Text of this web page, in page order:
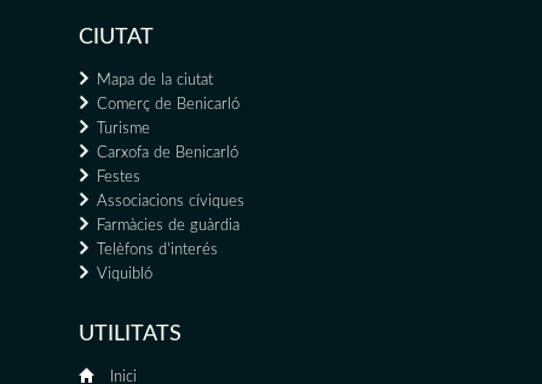
CIUTAT
Mapa de la ciutat
Comerç de Benicarló
Turisme
Carxofa de Benicarló
Festes
Associacions cíviques
Farmàcies de guàrdia
Telèfons d'interés
Viquibló
UTILITATS
Inici